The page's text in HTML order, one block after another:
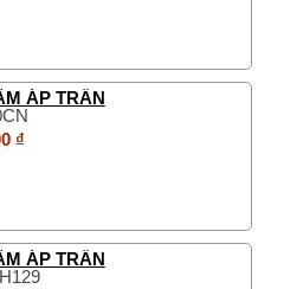
ÁP TRẦN
₫
ÁP TRẦN